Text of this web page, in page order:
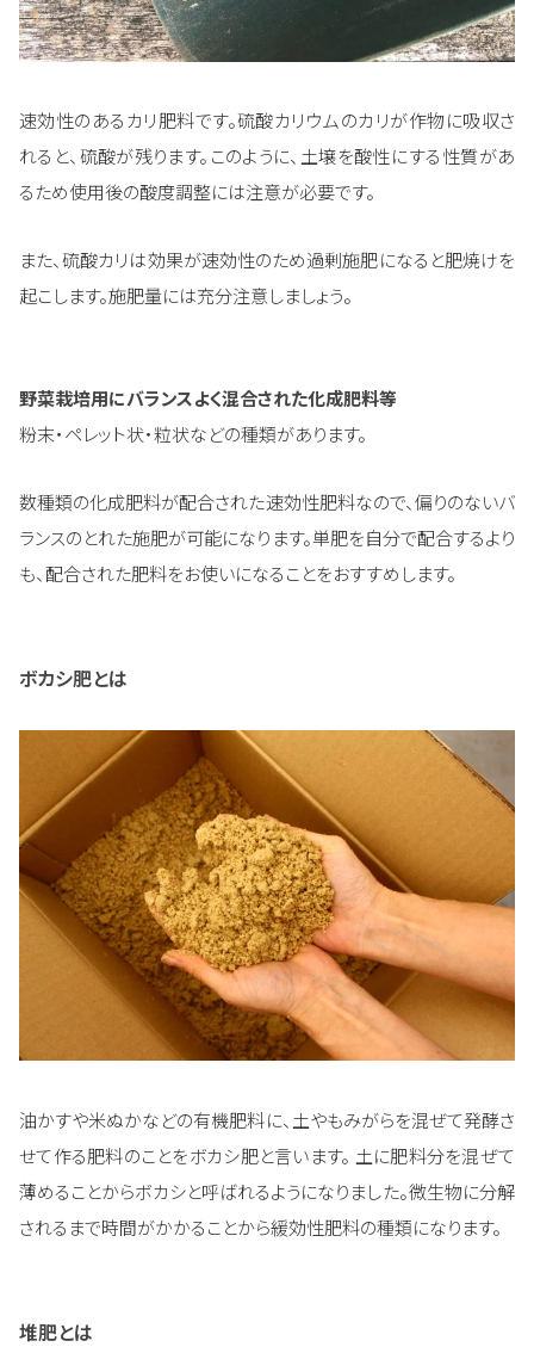
速効性のあるカリ肥料です。硫酸カリウムのカリが作物に吸収さ
れると、硫酸が残ります。このように、土壌を酸性にする性質があ
るため使用後の酸度調整には注意が必要です。
また、硫酸カリは効果が速効性のため過剰施肥になると肥焼けを
起こします。施肥量には充分注意しましょう。
野菜栽培用にバランスよく混合された化成肥料等
粉末・ペレット状・粒状などの種類があります。
数種類の化成肥料が配合された速効性肥料なので、偏りのないバ
ランスのとれた施肥が可能になります。単肥を自分で配合するより
も、配合された肥料をお使いになることをおすすめします。
ボカシ肥とは
油かすや米ぬかなどの有機肥料に、土やもみがらを混ぜて発酵さ
せて作る肥料のことをボカシ肥と言います。 土に肥料分を混ぜて
薄めることからボカシと呼ばれるようになりました。微生物に分解
されるまで時間がかかることから緩効性肥料の種類になります。
堆肥とは